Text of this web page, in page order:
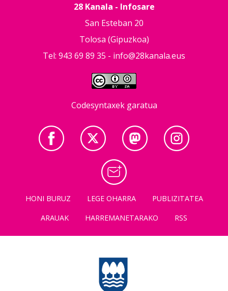
28 Kanala - Infosare
San Esteban 20
Tolosa (Gipuzkoa)
Tel: 943 69 89 35 - info@28kanala.eus
Codesyntaxek garatua
HONI BURUZ LEGE OHARRA
PUBLIZITATEA
ARAUAK
HARREMANETARAKO RSS